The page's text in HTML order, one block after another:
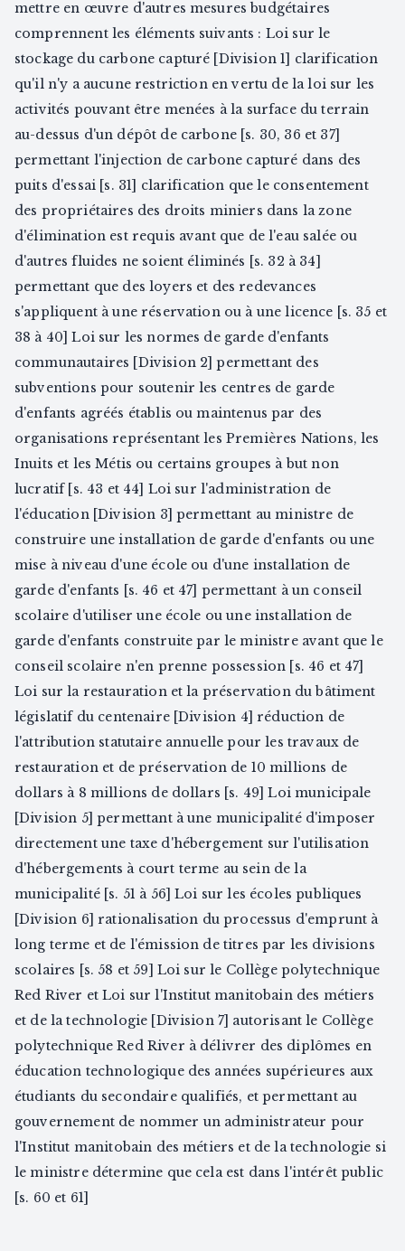
mettre en œuvre d'autres mesures budgétaires
comprennent les éléments suivants : Loi sur le
stockage du carbone capturé [Division 1] clarification
qu'il n'y a aucune restriction en vertu de la loi sur les
activités pouvant être menées à la surface du terrain
au-dessus d'un dépôt de carbone [s. 30, 36 et 37]
permettant l'injection de carbone capturé dans des
puits d'essai [s. 31] clarification que le consentement
des propriétaires des droits miniers dans la zone
d'élimination est requis avant que de l'eau salée ou
d'autres fluides ne soient éliminés [s. 32 à 34]
permettant que des loyers et des redevances
s'appliquent à une réservation ou à une licence [s. 35 et
38 à 40] Loi sur les normes de garde d'enfants
communautaires [Division 2] permettant des
subventions pour soutenir les centres de garde
d'enfants agréés établis ou maintenus par des
organisations représentant les Premières Nations, les
Inuits et les Métis ou certains groupes à but non
lucratif [s. 43 et 44] Loi sur l'administration de
l'éducation [Division 3] permettant au ministre de
construire une installation de garde d'enfants ou une
mise à niveau d'une école ou d'une installation de
garde d'enfants [s. 46 et 47] permettant à un conseil
scolaire d'utiliser une école ou une installation de
garde d'enfants construite par le ministre avant que le
conseil scolaire n'en prenne possession [s. 46 et 47]
Loi sur la restauration et la préservation du bâtiment
législatif du centenaire [Division 4] réduction de
l'attribution statutaire annuelle pour les travaux de
restauration et de préservation de 10 millions de
dollars à 8 millions de dollars [s. 49] Loi municipale
[Division 5] permettant à une municipalité d'imposer
directement une taxe d'hébergement sur l'utilisation
d'hébergements à court terme au sein de la
municipalité [s. 51 à 56] Loi sur les écoles publiques
[Division 6] rationalisation du processus d'emprunt à
long terme et de l'émission de titres par les divisions
scolaires [s. 58 et 59] Loi sur le Collège polytechnique
Red River et Loi sur l'Institut manitobain des métiers
et de la technologie [Division 7] autorisant le Collège
polytechnique Red River à délivrer des diplômes en
éducation technologique des années supérieures aux
étudiants du secondaire qualifiés, et permettant au
gouvernement de nommer un administrateur pour
l'Institut manitobain des métiers et de la technologie si
le ministre détermine que cela est dans l'intérêt public
[s. 60 et 61]